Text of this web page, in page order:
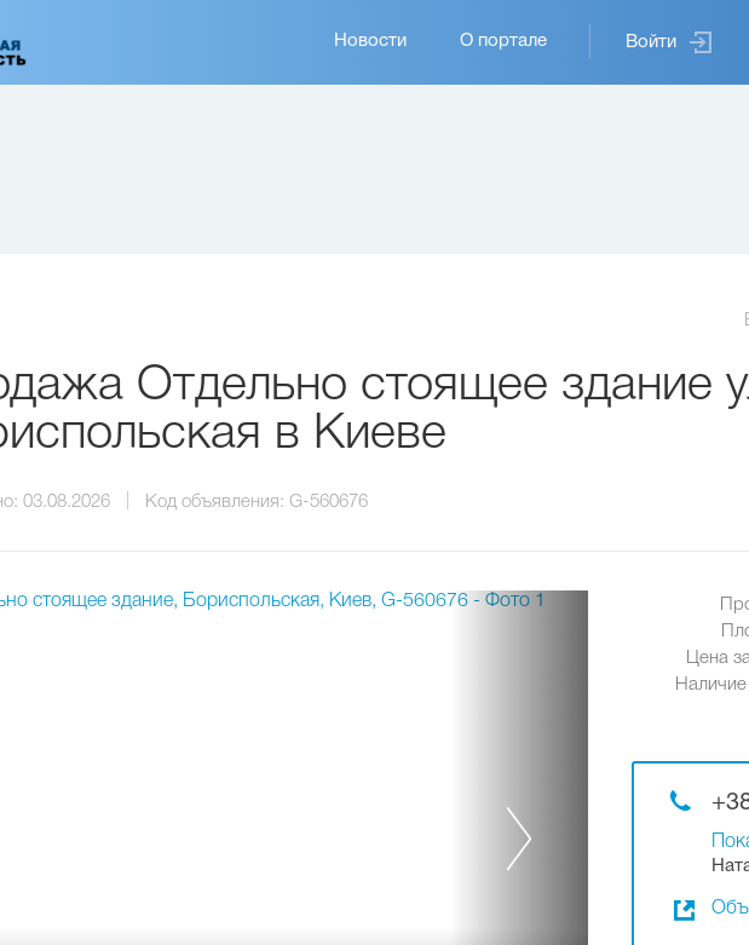
Войти
Основная
навигация
Новости О портале
Отдельно стоящее здание
в Киеве
03.08.2026 Код объявления: G-560676
Цена
Наличие